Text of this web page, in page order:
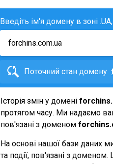
Введіть ім'я домену в зоні
Поточний стан домену
Історія змін у домені
протягом часу. Ми надаємо
пов'язані з доменом
На основі нашої бази даних
та події, пов'язані з